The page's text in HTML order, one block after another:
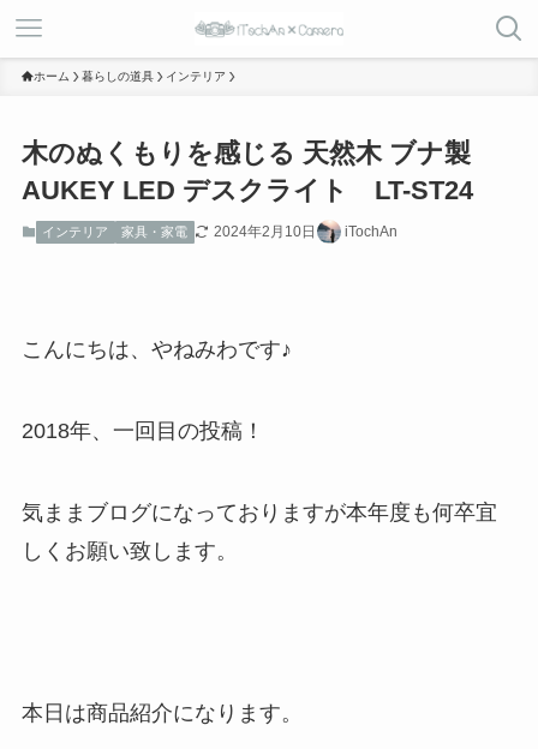
ホーム 暮らしの道具 インテリア
木のぬくもりを感じる 天然木 ブナ製
AUKEY LED デスクライト LT-ST24
インテリア 家具・家電 2024年2月10日 iTochAn
こんにちは、やねみわです♪
2018年、一回目の投稿！
気ままブログになっておりますが本年度も何卒宜
しくお願い致します。
本日は商品紹介になります。